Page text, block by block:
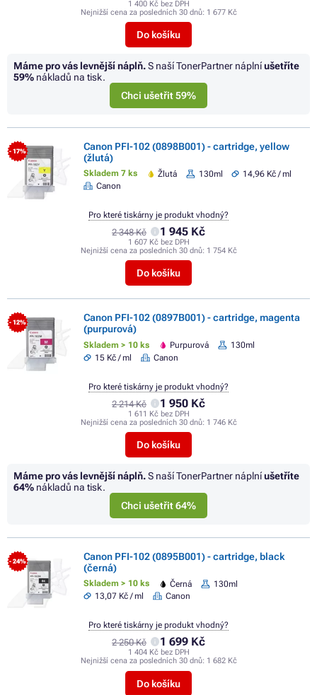
1 400 Kč bez DPH
Nejnižší cena za posledních 30 dnů: 1 677 Kč
Do košíku
Máme pro vás levnější náplň.S naší TonerPartner náplníušetříte
59% nákladů na tisk.
Chci ušetřit 59%
- 17%
Canon PFI-102 (0898B001) - cartridge, yellow
(žlutá)
Skladem 7 ks Žlutá 130ml
14,96 Kč / ml
Canon
2 348 Kč 1 945 Kč
1 607 Kč bez DPH
Nejnižší cena za posledních 30 dnů: 1 754 Kč
Do košíku
Pro které tiskárny je produkt vhodný?
- 12%
Canon PFI-102 (0897B001) - cartridge, magenta
(purpurová)
Skladem > 10 ks Purpurová
130ml
15 Kč / ml
Canon
2 214 Kč 1 950 Kč
1 611 Kč bez DPH
Nejnižší cena za posledních 30 dnů: 1 746 Kč
Do košíku
Pro které tiskárny je produkt vhodný?
Máme pro vás levnější náplň.S naší TonerPartner náplníušetříte
64% nákladů na tisk.
Chci ušetřit 64%
- 24%
Canon PFI-102 (0895B001) - cartridge, black
(černá)
Skladem > 10 ks Černá
130ml
13,07 Kč / ml
Canon
2 250 Kč 1 699 Kč
1 404 Kč bez DPH
Nejnižší cena za posledních 30 dnů: 1 682 Kč
Do košíku
Pro které tiskárny je produkt vhodný?